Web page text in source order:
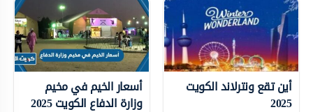
أين تقع ونترلاند الكويت
2025
أسعار الخيم في مخيم
وزارة الدفاع الكويت 2025